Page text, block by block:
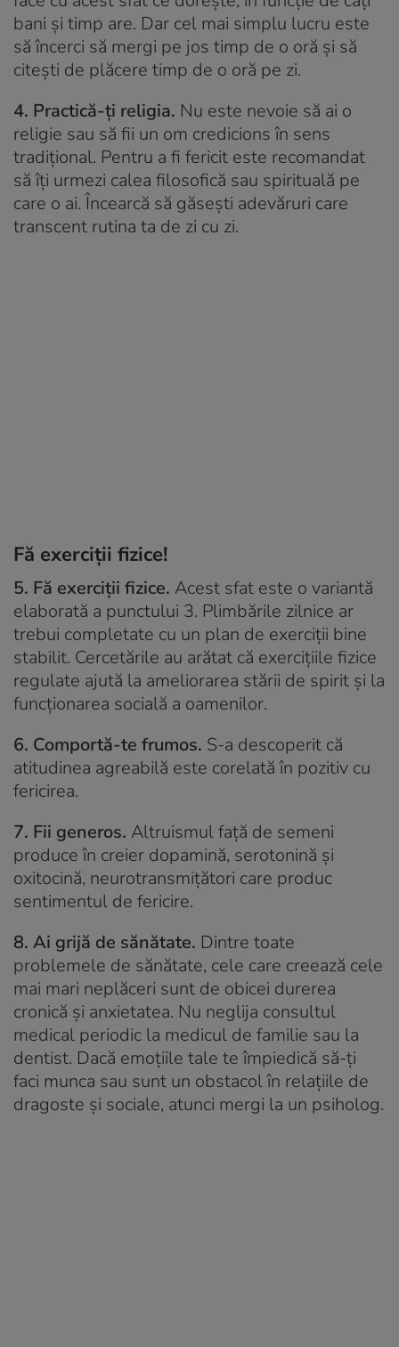
bani și timp are. Dar cel mai simplu lucru este
să încerci să mergi pe jos timp de o oră și să
citești de plăcere timp de o oră pe zi.
4. Practică-ți religia. Nu este nevoie să ai o
religie sau să fii un om credicions în sens
tradițional. Pentru a fi fericit este recomandat
să îți urmezi calea filosofică sau spirituală pe
care o ai. Încearcă să găsești adevăruri care
transcent rutina ta de zi cu zi.
Fă exerciții fizice!
5. Fă exerciții fizice. Acest sfat este o variantă
elaborată a punctului 3. Plimbările zilnice ar
trebui completate cu un plan de exerciții bine
stabilit. Cercetările au arătat că exercițiile fizice
regulate ajută la ameliorarea stării de spirit și la
funcționarea socială a oamenilor.
6. Comportă-te frumos. S-a descoperit că
atitudinea agreabilă este corelată în pozitiv cu
fericirea.
7. Fii generos. Altruismul față de semeni
produce în creier dopamină, serotonină și
oxitocină, neurotransmițători care produc
sentimentul de fericire.
8. Ai grijă de sănătate. Dintre toate
problemele de sănătate, cele care creează cele
mai mari neplăceri sunt de obicei durerea
cronică și anxietatea. Nu neglija consultul
medical periodic la medicul de familie sau la
dentist. Dacă emoțiile tale te împiedică să-ți
faci munca sau sunt un obstacol în relațiile de
dragoste și sociale, atunci mergi la un psiholog.